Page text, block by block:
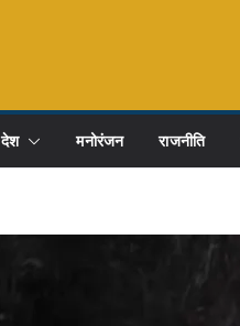
देश मनोरंजन राजनीति